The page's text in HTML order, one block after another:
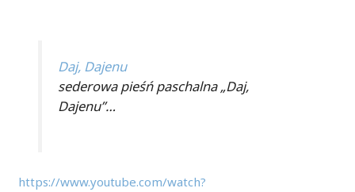
Daj, Dajenu
sederowa pieśń paschalna „Daj,
Dajenu”…
https://www.youtube.com/watch?